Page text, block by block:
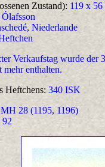
Zustand): 119 x 56
Niederlande
Verkaufstag wurde der
enthalten.
Heftchens:340 ISK
MH 28 (1195, 1196)